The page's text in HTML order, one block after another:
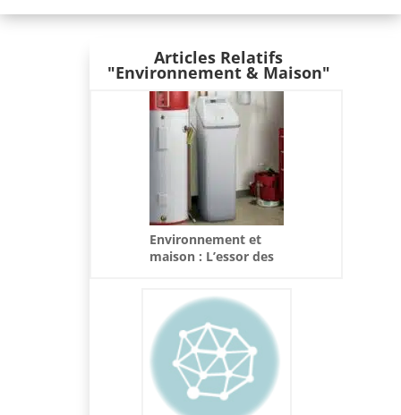
Articles Relatifs
"Environnement & Maison"
Environnement et
maison : L’essor des